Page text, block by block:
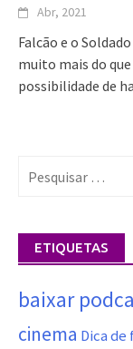
Abr, 2021
Falcão e o
muito mais do
possibilidade de
ETIQUETAS
baixar
cinema Dica de